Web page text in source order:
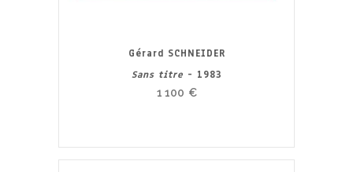
Gérard SCHNEIDER
Sans titre - 1983
1 100 €